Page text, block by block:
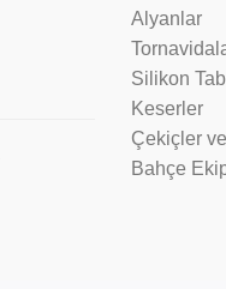
Alyanlar
Silikon
Keserler
Çekiçler
Bahçe